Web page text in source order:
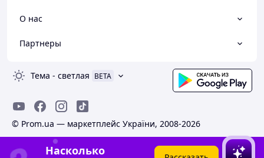
О нас
Партнеры
Тема - светлая BETA
© Prom.ua — маркетплейс України, 2008-2026
Насколько